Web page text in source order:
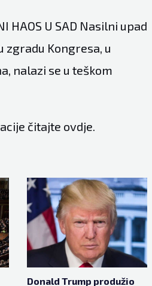
HAOS U SAD Nasilni upad
Kongresa, u
nalazi se u teškom
čitajte ovdje.
Donald Trump produžio